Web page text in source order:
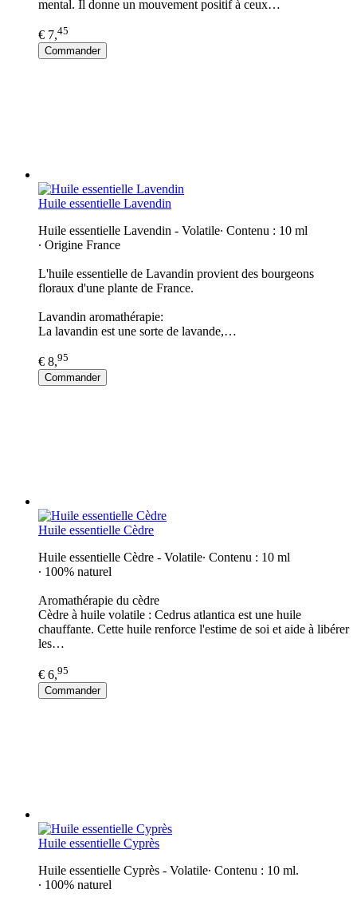
mental. Il donne un mouvement positif à ceux…
€ 7,45
Commander
Huile essentielle Lavendin
Huile essentielle Lavendin - Volatile∙ Contenu : 10 ml
∙ Origine France
L'huile essentielle de Lavandin provient des bourgeons
floraux d'une plante de France.
Lavandin aromathérapie:
La lavandin est une sorte de lavande,…
€ 8,95
Commander
Huile essentielle Cèdre
Huile essentielle Cèdre - Volatile∙ Contenu : 10 ml
∙ 100% naturel
Aromathérapie du cèdre
Cèdre à huile volatile : Cedrus atlantica est une huile
chauffante. Cette huile renforce l'estime de soi et aide à libérer
les…
€ 6,95
Commander
Huile essentielle Cyprès
Huile essentielle Cyprès - Volatile∙ Contenu : 10 ml.
∙ 100% naturel